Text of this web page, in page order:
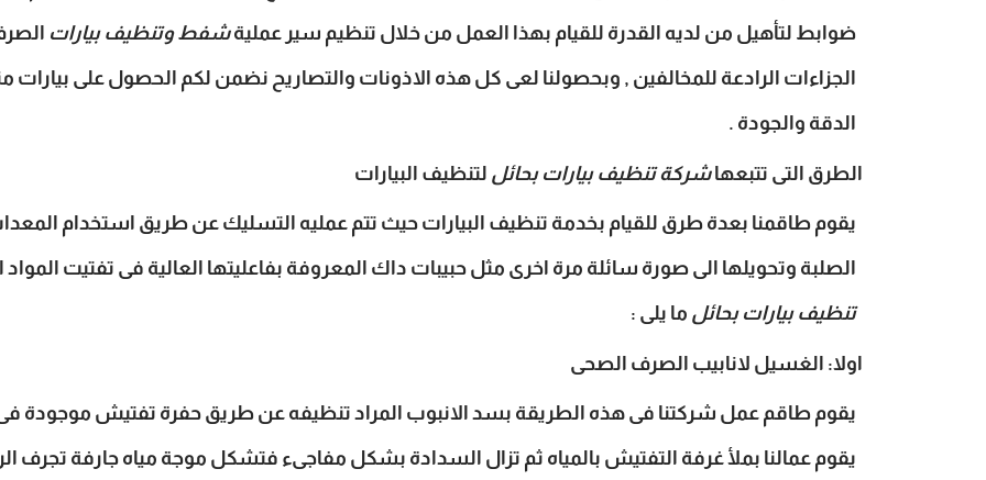
ضوابط لتأهيل من لديه القدرة للقيام بهذا العمل من خلال تنظيم سير عمليةشفط وتنظيف بيارات
الجزاءات الرادعة للمخالفين , وبحصولنا لعى كل هذه الاذونات والتصاريح نضمن لكم الحصول على بيارات
الدقة والجودة .
الطرق التى تتبعهاشركة تنظيف بيارات بحائل لتنظيف البيارات
يقوم طاقمنا بعدة طرق للقيام بخدمة تنظيف البيارات حيث تتم عمليه التسليك عن طريق استخدام
الصلبة وتحويلها الى صورة سائلة مرة اخرى مثل حبيبات داك المعروفة بفاعليتها العالية فى تفتيت
تنظيف بيارات بحائل ما يلى :
اولا: الغسيل لانابيب الصرف الصحى
يقوم طاقم عمل شركتنا فى هذه الطريقة بسد الانبوب المراد تنظيفه عن طريق حفرة تفتيش موجودة فى
يقوم عمالنا بملأ غرفة التفتيش بالمياه ثم تزال السدادة بشكل مفاجىء فتشكل موجة مياه جارفة تجرف